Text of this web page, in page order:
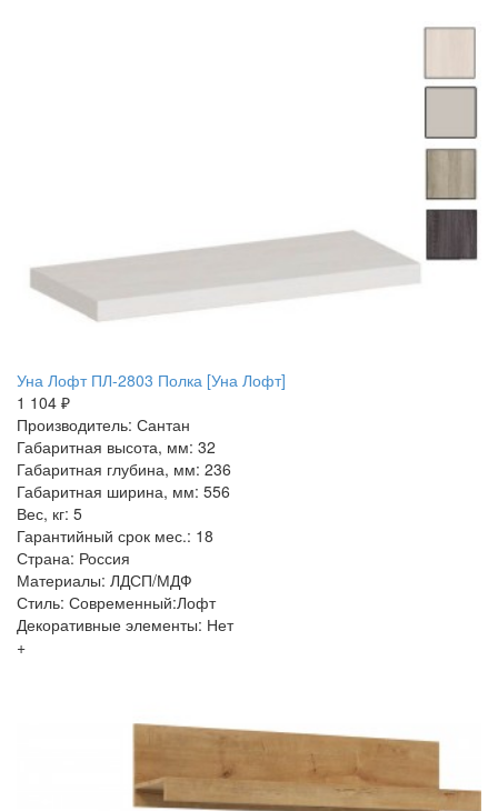
Уна Лофт ПЛ-2803 Полка [Уна Лофт]
1 104 ₽
Производитель: Сантан
Габаритная высота, мм: 32
Габаритная глубина, мм: 236
Габаритная ширина, мм: 556
Вес, кг: 5
Гарантийный срок мес.: 18
Страна: Россия
Материалы: ЛДСП/МДФ
Стиль: Современный:Лофт
Декоративные элементы: Нет
+